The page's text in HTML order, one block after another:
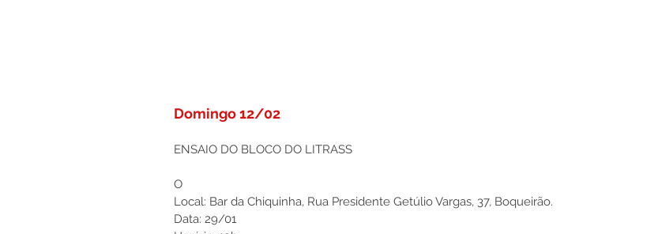
Domingo 12/02
ENSAIO DO BLOCO DO LITRASS
O
Local: Bar da Chiquinha, Rua Presidente Getúlio Vargas, 37, Boqueirão.
Data: 29/01